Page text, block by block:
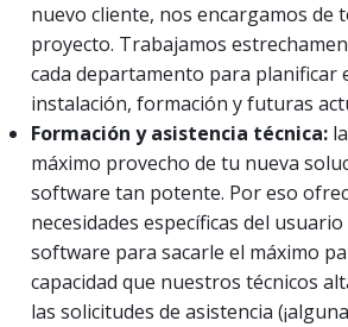
nuevo cliente, nos encargamos de
proyecto. Trabajamos
cada departamento para planificar
instalación, formación y futuras
Formación y asistencia técnica:
máximo provecho de tu nueva
software tan potente. Por eso
necesidades específicas del
software para sacarle el máximo
capacidad que nuestros técnicos
las solicitudes de asistencia